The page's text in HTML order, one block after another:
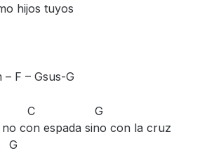
hijos tuyos
– F – Gsus-G
C G
con espada sino con la cruz